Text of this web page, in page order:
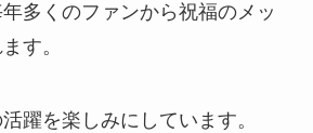
多くのファンから祝福のメッ
す。
躍を楽しみにしています。